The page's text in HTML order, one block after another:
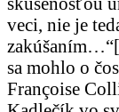
veci, nie je
zakúšaním…“
sa mohlo o
Françoise